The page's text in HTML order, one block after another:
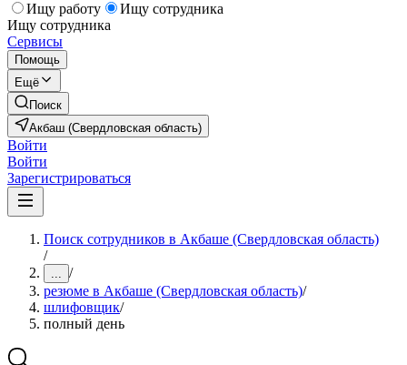
Ищу работу
Ищу сотрудника
Ищу сотрудника
Сервисы
Помощь
Ещё
Поиск
Акбаш (Свердловская область)
Войти
Войти
Зарегистрироваться
Поиск сотрудников в Акбаше (Свердловская область)
/
... /
резюме в Акбаше (Свердловская область)/
шлифовщик/
полный день